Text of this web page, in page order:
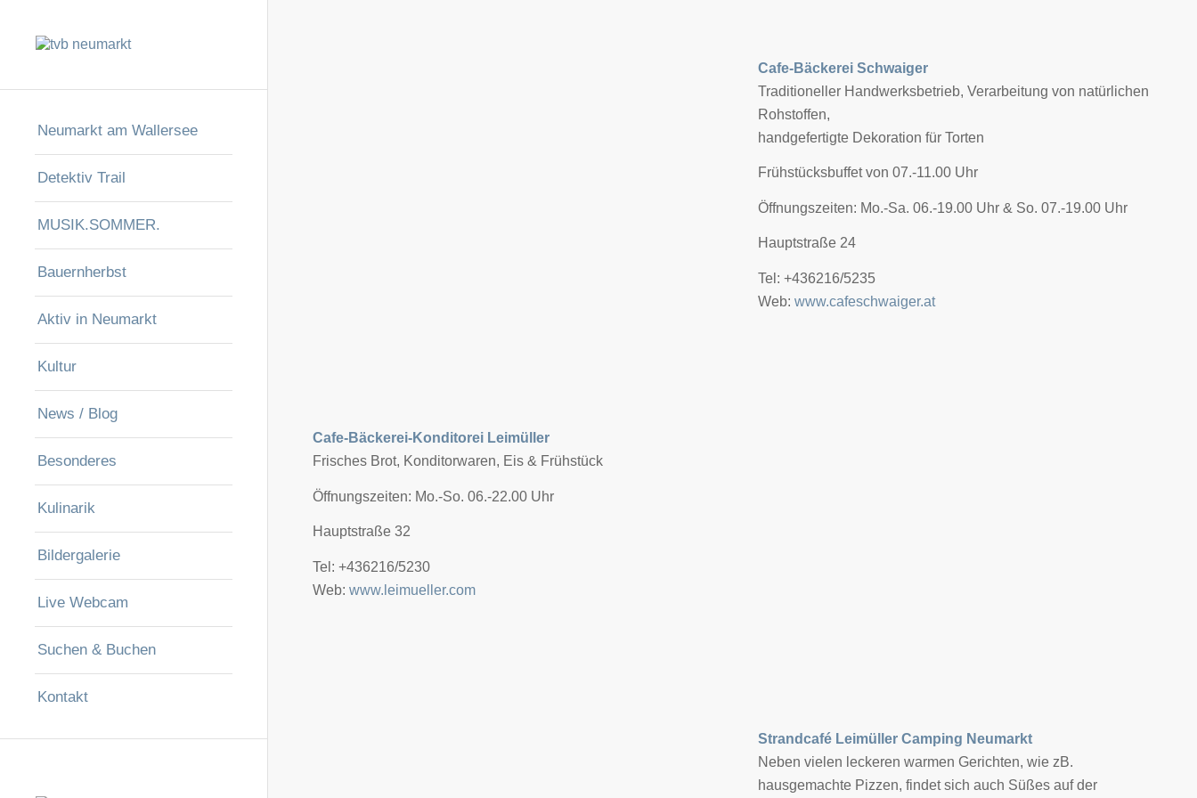
Neumarkt am Wallersee
Detektiv Trail
MUSIK.SOMMER.
Bauernherbst
Aktiv in Neumarkt
Kultur
News / Blog
Besonderes
Kulinarik
Bildergalerie
Live Webcam
Suchen & Buchen
Kontakt
Cafe-Bäckerei Schwaiger
Traditioneller Handwerksbetrieb, Verarbeitung von natürlichen
Rohstoffen,
handgefertigte Dekoration für Torten
Frühstücksbuffet von 07.-11.00 Uhr
Öffnungszeiten: Mo.-Sa. 06.-19.00 Uhr & So. 07.-19.00 Uhr
Hauptstraße 24
Tel: +436216/5235
Web: www.cafeschwaiger.at
Cafe-Bäckerei-Konditorei Leimüller
Frisches Brot, Konditorwaren, Eis & Frühstück
Öffnungszeiten: Mo.-So. 06.-22.00 Uhr
Hauptstraße 32
Tel: +436216/5230
Web: www.leimueller.com
Strandcafé Leimüller Camping Neumarkt
Neben vielen leckeren warmen Gerichten, wie zB.
hausgemachte Pizzen, findet sich auch Süßes auf der